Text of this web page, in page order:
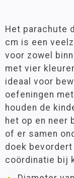
Het parachute
cm is een
voor zowel
met vier
ideaal voor
oefeningen
houden de
het op en neer
of er samen
doek
coördinatie bij